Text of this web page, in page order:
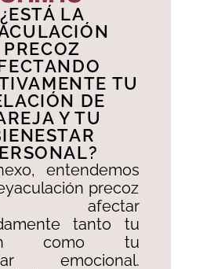
¿ESTÁ LA
PRECOZ
TU
DE
Y TU
entendemos
precoz
afectar
tanto tu
como tu
emocional.